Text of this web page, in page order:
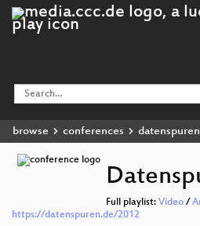
browse conferences datenspuren
Full playlist: Video /
https://datenspuren.de/2012